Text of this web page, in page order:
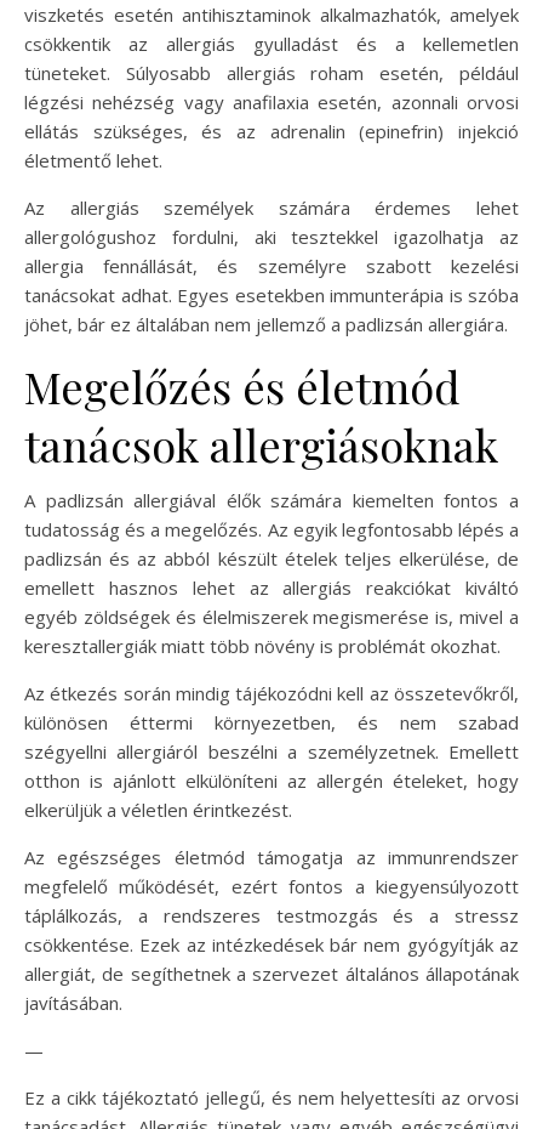
viszketés esetén antihisztaminok alkalmazhatók, amelyek
csökkentik az allergiás gyulladást és a kellemetlen
tüneteket. Súlyosabb allergiás roham esetén, például
légzési nehézség vagy anafilaxia esetén, azonnali orvosi
ellátás szükséges, és az adrenalin (epinefrin) injekció
életmentő lehet.
Az allergiás személyek számára érdemes lehet
allergológushoz fordulni, aki tesztekkel igazolhatja az
allergia fennállását, és személyre szabott kezelési
tanácsokat adhat. Egyes esetekben immunterápia is szóba
jöhet, bár ez általában nem jellemző a padlizsán allergiára.
Megelőzés és életmód
tanácsok allergiásoknak
A padlizsán allergiával élők számára kiemelten fontos a
tudatosság és a megelőzés. Az egyik legfontosabb lépés a
padlizsán és az abból készült ételek teljes elkerülése, de
emellett hasznos lehet az allergiás reakciókat kiváltó
egyéb zöldségek és élelmiszerek megismerése is, mivel a
keresztallergiák miatt több növény is problémát okozhat.
Az étkezés során mindig tájékozódni kell az összetevőkről,
különösen éttermi környezetben, és nem szabad
szégyellni allergiáról beszélni a személyzetnek. Emellett
otthon is ajánlott elkülöníteni az allergén ételeket, hogy
elkerüljük a véletlen érintkezést.
Az egészséges életmód támogatja az immunrendszer
megfelelő működését, ezért fontos a kiegyensúlyozott
táplálkozás, a rendszeres testmozgás és a stressz
csökkentése. Ezek az intézkedések bár nem gyógyítják az
allergiát, de segíthetnek a szervezet általános állapotának
javításában.
—
Ez a cikk tájékoztató jellegű, és nem helyettesíti az orvosi